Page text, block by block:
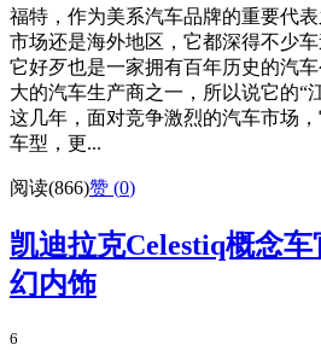
福特，作为美系汽车品牌的重要代
市场还是海外地区，它都深得不少
它好歹也是一家拥有百年历史的汽
大的汽车生产商之一，所以说它的“
这几年，面对竞争激烈的汽车市场
车型，更...
阅读(866)赞 (0)
凯迪拉克Celestiq概念
幻内饰
6